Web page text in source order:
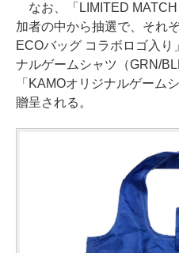
なお、「LIMITED
加者の中から抽選で、それ
ECOバッグ コラボロゴ入
ナルゲームシャツ（GRN/
「KAMOオリジナルゲーム
贈呈される。